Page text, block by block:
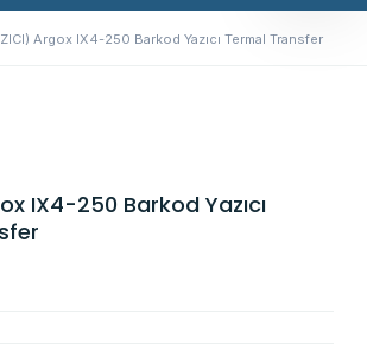
Argox IX4-250 Barkod Yazıcı Termal Transfer
IX4-250 Barkod Yazıcı